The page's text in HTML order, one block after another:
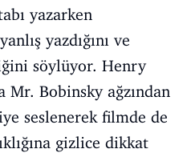
yazarken
yazdığını ve
söylüyor. Henry
Mr. Bobinsky ağzından
seslenerek filmde de
gizlice dikkat